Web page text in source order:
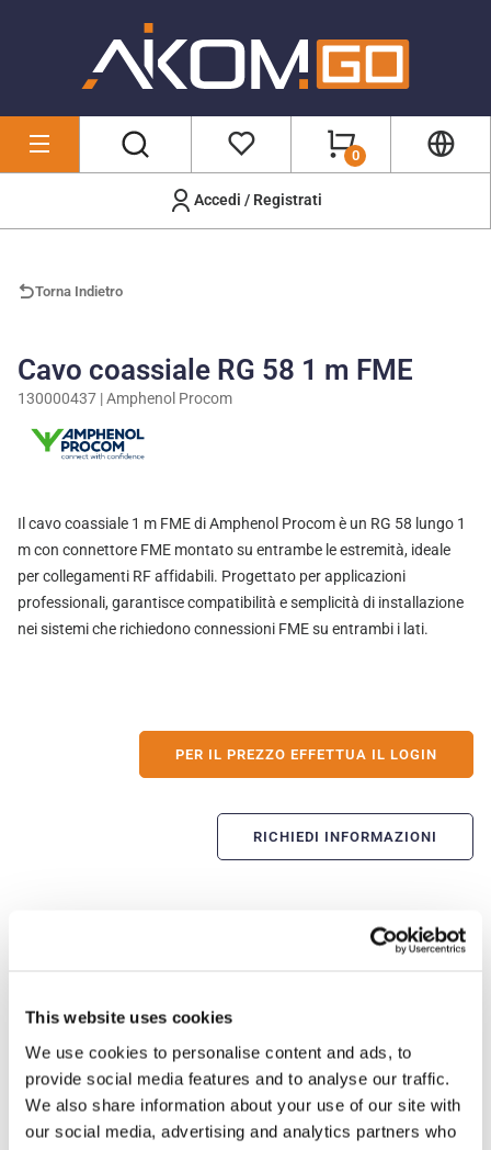
This website uses cookies
We use cookies to personalise content and ads, to
provide social media features and to analyse our traffic.
We also share information about your use of our site with
our social media, advertising and analytics partners who
Accedi / Registrati
0
Torna Indietro
Cavo coassiale RG 58 1 m FME
130000437 | Amphenol Procom
Il cavo coassiale 1 m FME di Amphenol Procom è un RG 58 lungo 1
m con connettore FME montato su entrambe le estremità, ideale
per collegamenti RF affidabili. Progettato per applicazioni
professionali, garantisce compatibilità e semplicità di installazione
nei sistemi che richiedono connessioni FME su entrambi i lati.
PER IL PREZZO EFFETTUA IL LOGIN
RICHIEDI INFORMAZIONI